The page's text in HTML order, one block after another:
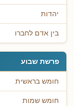
יהדות
בין אדם לחברו
פרשת שבוע
חומש בראשית
חומש שמות